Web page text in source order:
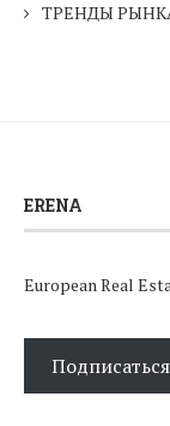
ТРЕНДЫ
ERENA
European Real
Подписаться